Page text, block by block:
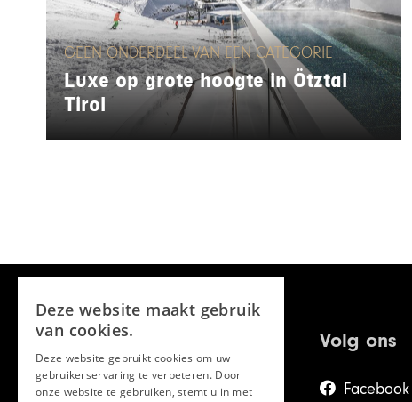
GEEN ONDERDEEL VAN EEN CATEGORIE
Luxe op grote hoogte in Ötztal
Tirol
Volg ons
Facebook
Deze website maakt gebruik
van cookies.
Deze website gebruikt cookies om uw
gebruikerservaring te verbeteren. Door
onze website te gebruiken, stemt u in met